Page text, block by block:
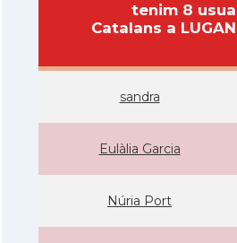
tenim 8
Catalans a
sandra
Eulàlia Garcia
Núria Port